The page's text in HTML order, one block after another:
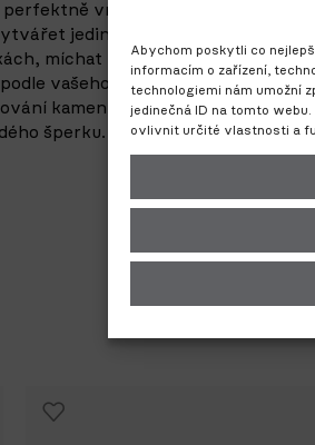
Abychom poskytli co
informacím o zařízení,
technologiemi nám umožní
jedinečná ID na tomto
ovlivnit určité vlastnosti a
vrstvit a kombinovat s
jedinečné sety na jednom
míchat různé barvy zlata a
vašeho osobního stylu.
kamenů v naší turnovské
šperku. Součástí je certifikát